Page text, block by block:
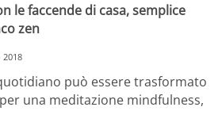
le faccende di casa, semplice
zen
2018
può essere trasformato
una meditazione mindfulness,